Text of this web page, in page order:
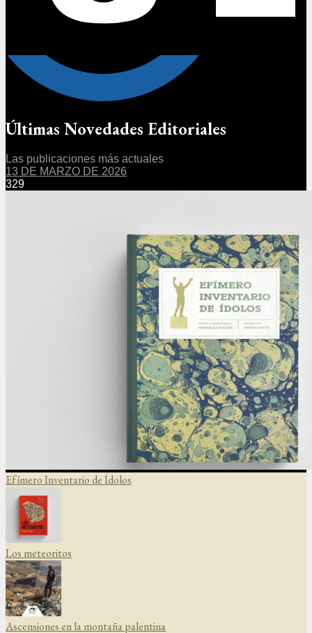
Últimas Novedades Editoriales
Las publicaciones más actuales
13 DE MARZO DE 2026
329
Efímero Inventario de Ídolos
Los meteoritos
Ascensiones en la montaña palentina